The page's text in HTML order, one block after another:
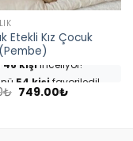
Etekli Kız Çocuk
46 kişiinceliyor!
54 kişi
favoriledi!
sepetine ekledi!
₺ Orijinal
749.00₺Şu